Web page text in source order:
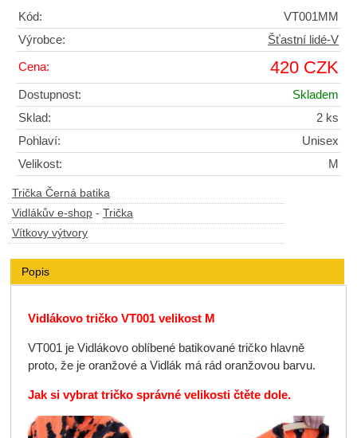
Kód:
VT001MM
Výrobce:
Šťastní lidé-V
Cena: 420 CZK
Dostupnost:
Skladem
Sklad:
2 ks
Pohlaví:
Unisex
Velikost:
M
Trička Černá batika
Vidlákův e-shop - Trička
Vítkovy výtvory
Popis
Vidlákovo tričko VT001 velikost M
VT001 je Vidlákovo oblíbené batikované tričko hlavně
proto, že je oranžové a Vidlák má rád oranžovou barvu.
Jak si vybrat tričko správné velikosti čtěte dole.